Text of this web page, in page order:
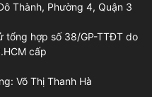
Thành, Phường 4, Quận 3
tổng hợp số 38/GP-TTĐT do
cấp
Võ Thị Thanh Hà